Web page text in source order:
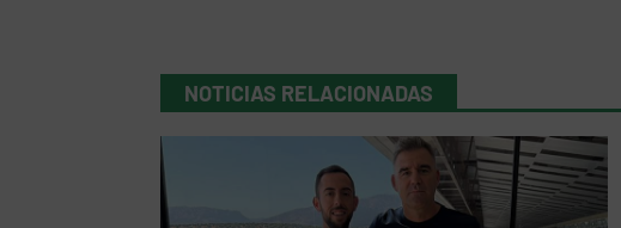
NOTICIAS RELACIONADAS